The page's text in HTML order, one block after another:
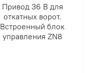
Привод 36 В для
откатных ворот.
Встроенный блок
управления ZN8